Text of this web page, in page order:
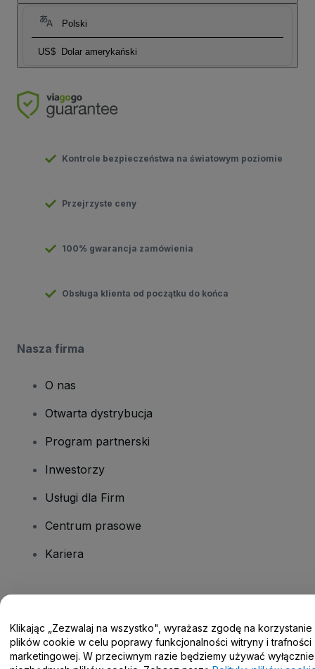
Polski
US$ Dolar amerykański
Kontrole bezpieczeństwa na światowym poziomie
Przejrzyste ceny
100% gwarancja zamówienia
Obsługa klienta od początku do końca
Nasza firma
O nas
Otwarta dystrybucja
Program partnerski
Inwestorzy
Usługi dla Firm
Centrum prasowe
Kariera
Centrum pomocy / Skontaktuj się z nami
Klikając „Zezwalaj na wszystko", wyrażasz zgodę na korzystanie
plików cookie w celu poprawy funkcjonalności witryny i trafności
marketingowej. W przeciwnym razie będziemy używać wyłącznie